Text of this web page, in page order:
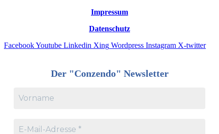
Impressum
Datenschutz
FacebookYoutube Linkedin Xing Wordpress Instagram X-twitter
Der "Conzendo" Newsletter